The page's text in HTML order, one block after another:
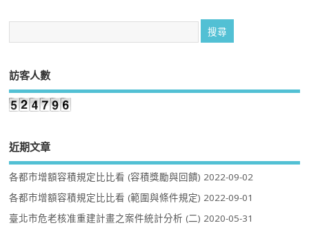
訪客人數
近期文章
各都市增額容積規定比比看 (容積獎勵與回饋) 2022-09-02
各都市增額容積規定比比看 (範圍與條件規定) 2022-09-01
臺北市危老核准重建計畫之案件統計分析 (二) 2020-05-31